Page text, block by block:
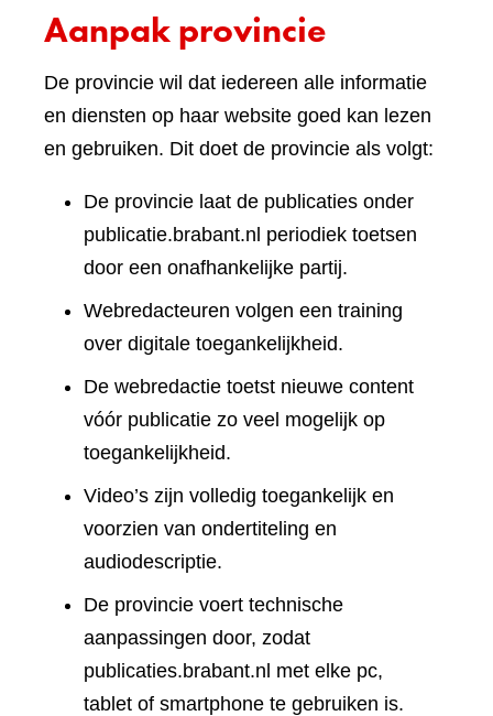
Aanpak provincie
De provincie wil dat iedereen alle informatie
en diensten op haar website goed kan lezen
en gebruiken. Dit doet de provincie als volgt:
De provincie laat de publicaties onder
publicatie.brabant.nl periodiek toetsen
door een onafhankelijke partij.
Webredacteuren volgen een training
over digitale toegankelijkheid.
De webredactie toetst nieuwe content
vóór publicatie zo veel mogelijk op
toegankelijkheid.
Video’s zijn volledig toegankelijk en
voorzien van ondertiteling en
audiodescriptie.
De provincie voert technische
aanpassingen door, zodat
publicaties.brabant.nl met elke pc,
tablet of smartphone te gebruiken is.